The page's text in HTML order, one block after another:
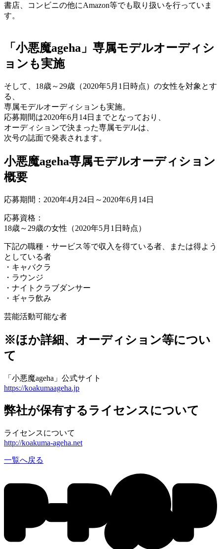
書店、コンビニの他にAmazon等でも取り扱いを行っていま
す。
「小悪魔ageha」専属モデルオーディシ
ョンも実施
そして、18歳～29歳（2020年5月1日時点）の女性を対象とす
る、
専属モデルオーディションも実施。
応募期間は2020年6月14日までとなっており、
オーディションで決まった専属モデルは、
次号の誌面で発表されます。
小悪魔ageha専属モデルオーディション
概要
応募期間：2020年4月24日～2020年6月14日
応募資格：
18歳～29歳の女性（2020年5月1日時点）
下記の職種・サービス等で収入を得ている者、または得よう
としている者
・キャバクラ
・ラウンジ
・ナイトクラブダンサー
・ギャラ飲み
芸能活動可能な者
※ほか詳細、オーディション等につい
て
「小悪魔ageha」公式サイト
https://koakumaageha.jp
弊社が保有するライセンスについて
ライセンスについて
http://koakuma-ageha.net
一覧へ戻る